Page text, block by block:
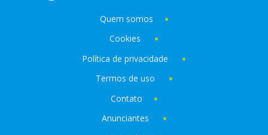
Quem somos
Cookies
Política de privacidade
Termos de uso
Contato
Anunciantes